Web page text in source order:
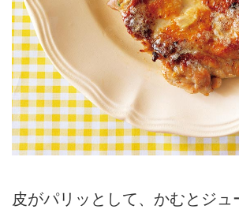
皮がパリッとして、かむとジュ